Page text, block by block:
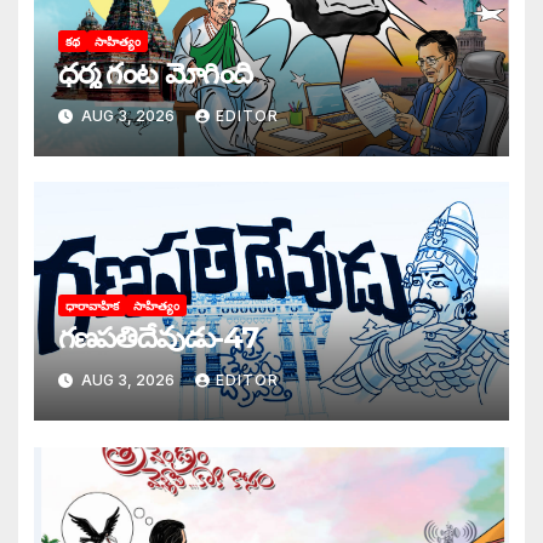
కథ సాహిత్యం
ధర్మ గంట మోగింది
AUG 3, 2026 EDITOR
ధారావాహిక సాహిత్యం
గణపతిదేవుడు-47
AUG 3, 2026 EDITOR